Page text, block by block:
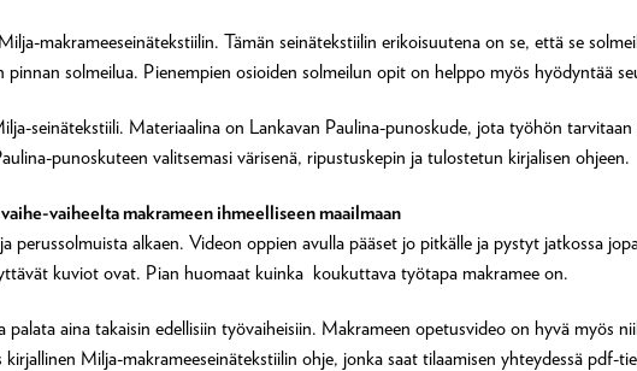
makrameeseinätekstiilin. Tämän seinätekstiilin erikoisuutena on se, että se
pinnan solmeilua. Pienempien osioiden solmeilun opit on helppo myös hyödyntää
seinätekstiili. Materiaalina on Lankavan Paulina-punoskude, jota työhön tarvitaan
punoskuteen valitsemasi värisenä, ripustuskepin ja tulostetun kirjalisen ohjeen.
vaiheelta makrameen ihmeelliseen maailmaan
perussolmuista alkaen. Videon oppien avulla pääset jo pitkälle ja pystyt jatkossa
kuviot ovat. Pian huomaat kuinka koukuttava työtapa makramee on.
aina takaisin edellisiin työvaiheisiin. Makrameen opetusvideo on hyvä myös
Milja-makrameeseinätekstiilin ohje, jonka saat tilaamisen yhteydessä pdf-